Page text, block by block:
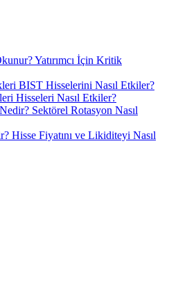
Yatırımcı İçin Kritik
BIST Hisselerini Nasıl Etkiler?
Hisseleri Nasıl Etkiler?
Sektörel Rotasyon Nasıl
Hisse Fiyatını ve Likiditeyi Nasıl